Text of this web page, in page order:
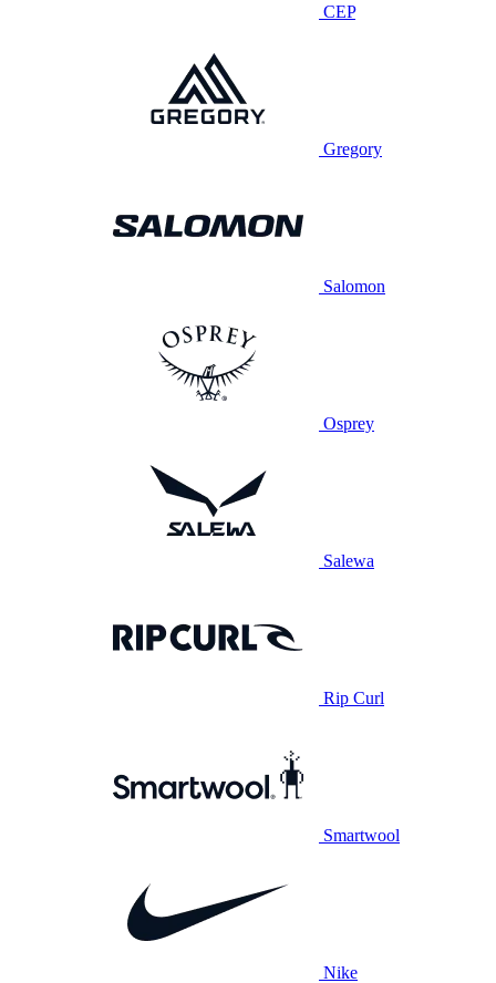
CEP
Gregory
Salomon
Osprey
Salewa
Rip Curl
Smartwool
Nike